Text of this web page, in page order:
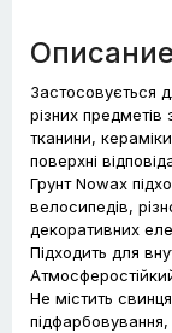
Описание
Застосовується
різних
тканини,
поверхні
Грунт Nowax
велосипедів,
декоративних
Підходить для
Не містить